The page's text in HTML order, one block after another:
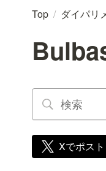
Top / ダイパリ
Xでポスト